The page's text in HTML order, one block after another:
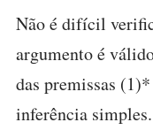
Não é difícil
argumento é
das premissas
inferência